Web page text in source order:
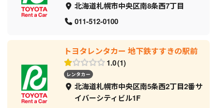
北海道札幌市中央区南8条西7丁目
011-512-0100
トヨタレンタカー 地下鉄すすきの駅前
1.0 1
レンタカー
北海道札幌市中央区南5条西2丁目2番サ
イバーシティビル1F